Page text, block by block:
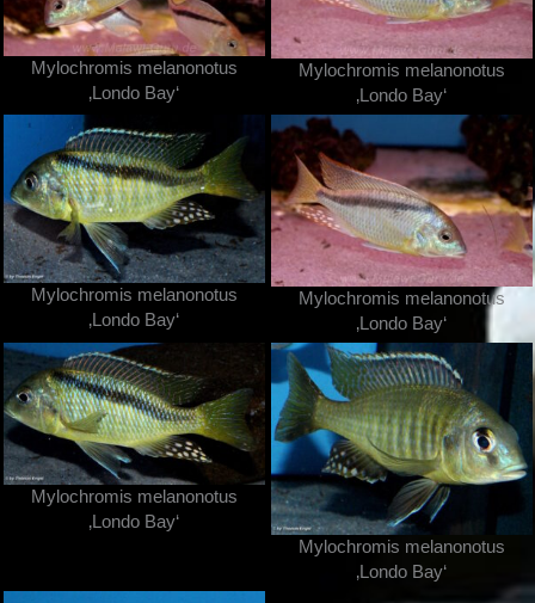
Mylochromis melanonotus
‚Londo Bay‘
Mylochromis melanonotus
‚Londo Bay‘
Mylochromis melanonotus
‚Londo Bay‘
Mylochromis melanonotus
‚Londo Bay‘
Mylochromis melanonotus
‚Londo Bay‘
Mylochromis melanonotus
‚Londo Bay‘